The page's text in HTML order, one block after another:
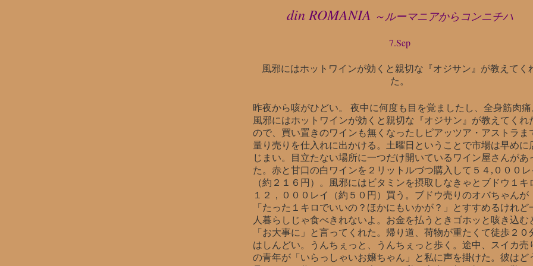
din ROMANIA ～ルーマニアからコンニチハ
7.Sep
風邪にはホットワインが効くと親切な『オジサン』が教えてく
た。
昨夜から咳がひどい。 夜中に何度も目を覚ましたし、全身筋肉痛
風邪にはホットワインが効くと親切な『オジサン』が教えてくれ
ので、買い置きのワインも無くなったしピアッツア・アストラま
量り売りを仕入れに出かける。土曜日ということで市場は早めに
じまい。目立たない場所に一つだけ開いているワイン屋さんがあ
た。赤と甘口の白ワインを２リットルづつ購入して５４,０００レ
（約２１６円）。風邪にはビタミンを摂取しなきゃとブドウ１キ
１２，０００レイ（約５０円）買う。ブドウ売りのオバちゃんが
「たった１キロでいいの？ほかにもいかが？」とすすめるけれど
人暮らしじゃ食べきれないよ。お金を払うときゴホッと咳き込む
「お大事に」と言ってくれた。帰り道、荷物が重たくて徒歩２０
はしんどい。うんちぇっと、うんちぇっと歩く。途中、スイカ売
の青年が「いらっしゃいお嬢ちゃん」と私に声を掛けた。彼はど